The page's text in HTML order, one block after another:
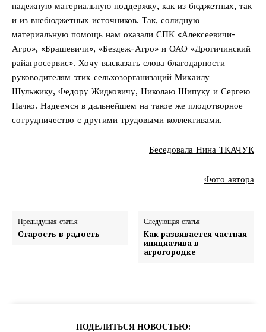
Газета
"Драгічынскі Веснік"
надежную материальную поддержку, как из бюджетных, так
и из внебюджетных источников. Так, солидную
материальную помощь нам оказали СПК «Алексеевичи-
Агро», «Брашевичи», «Бездеж-Агро» и ОАО «Дрогичинский
райагросервис». Хочу высказать слова благодарности
руководителям этих сельхозорганизаций Михаилу
Шульжику, Федору Жидковичу, Николаю Шипуку и Сергею
Пачко. Надеемся в дальнейшем на такое же плодотворное
сотрудничество с другими трудовыми коллективами.
Беседовала Нина ТКАЧУК
Фото автора
Предыдущая статья
Старость в радость
Следующая статья
Как развивается частная
инициатива в
агрогородке
ПОДЕЛИТЬСЯ НОВОСТЬЮ: